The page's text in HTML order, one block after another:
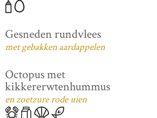
Gesneden rundvlees
met gebakken aardappelen
Octopus met
kikkererwtenhummus
en zoetzure rode uien